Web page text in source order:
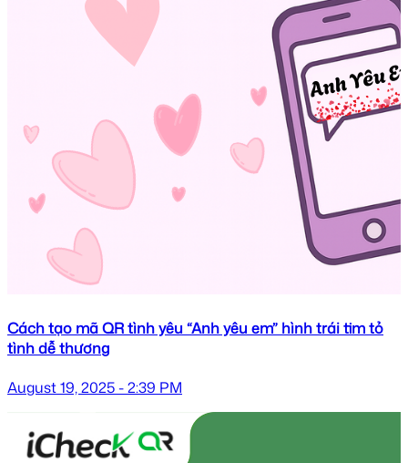
Cách tạo mã QR tình yêu “Anh yêu em” hình trái tim tỏ
tình dễ thương
August 19, 2025 - 2:39 PM